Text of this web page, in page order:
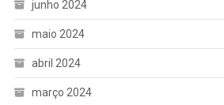
junho 2024
maio 2024
abril 2024
março 2024